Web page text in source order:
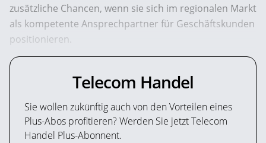
zusätzliche Chancen, wenn sie sich im regionalen Markt
als kompetente Ansprechpartner für Geschäftskunden
positionieren.
Telecom Handel
Sie wollen zukünftig auch von den Vorteilen eines
Plus-Abos profitieren? Werden Sie jetzt Telecom
Handel Plus-Abonnent.